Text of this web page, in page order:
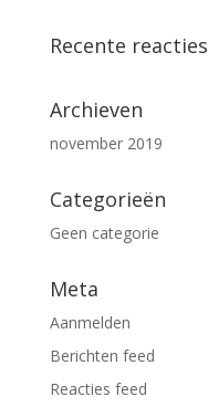
Recente reacties
Archieven
november 2019
Categorieën
Geen categorie
Meta
Aanmelden
Berichten feed
Reacties feed